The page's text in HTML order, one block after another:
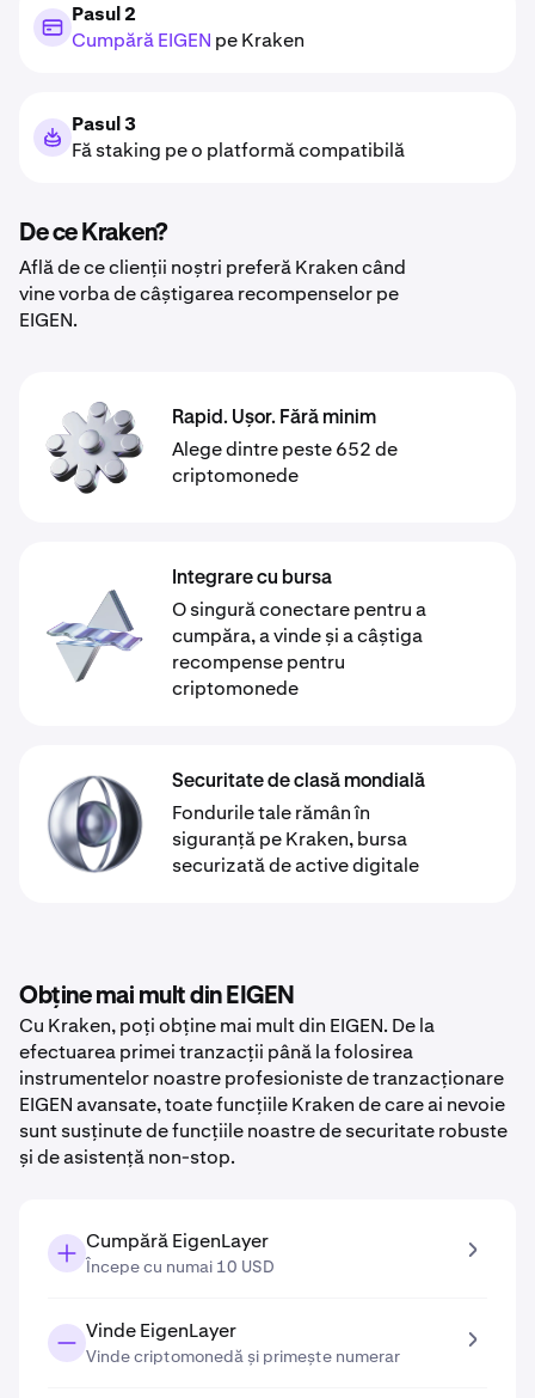
Pasul 2
Cumpără EIGEN pe Kraken
Pasul 3
Fă staking pe o platformă compatibilă
De ce Kraken?
Află de ce clienții noștri preferă Kraken când
vine vorba de câștigarea recompenselor pe
EIGEN.
Rapid. Ușor. Fără minim
Alege dintre peste 652 de
criptomonede
Integrare cu bursa
O singură conectare pentru a
cumpăra, a vinde și a câștiga
recompense pentru
criptomonede
Securitate de clasă mondială
Fondurile tale rămân în
siguranță pe Kraken, bursa
securizată de active digitale
Obține mai mult din EIGEN
Cu Kraken, poți obține mai mult din EIGEN. De la
efectuarea primei tranzacții până la folosirea
instrumentelor noastre profesioniste de tranzacționare
EIGEN avansate, toate funcțiile Kraken de care ai nevoie
sunt susținute de funcțiile noastre de securitate robuste
și de asistență non-stop.
Cumpără EigenLayer
Începe cu numai 10 USD
Vinde EigenLayer
Vinde criptomonedă și primește numerar